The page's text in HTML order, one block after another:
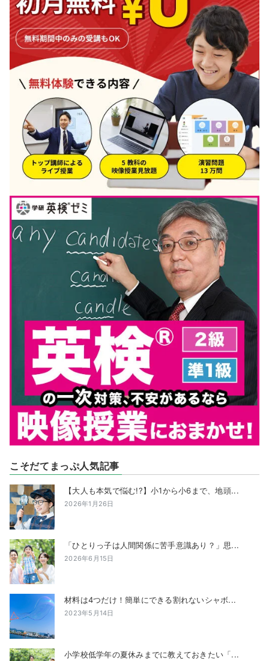
こそだてまっぷ人気記事
【大人も本気で悩む!?】小1から小6まで、地頭...
2026年1月26日
「ひとりっ子は人間関係に苦手意識あり？」思...
2026年6月15日
材料は4つだけ！簡単にできる割れないシャボ...
2023年5月14日
小学校低学年の夏休みまでに教えておきたい「...